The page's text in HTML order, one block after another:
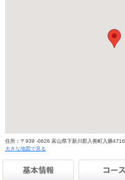
住所：〒939 -0626 富山県下新川郡入善町入膳
大きな地図で見る